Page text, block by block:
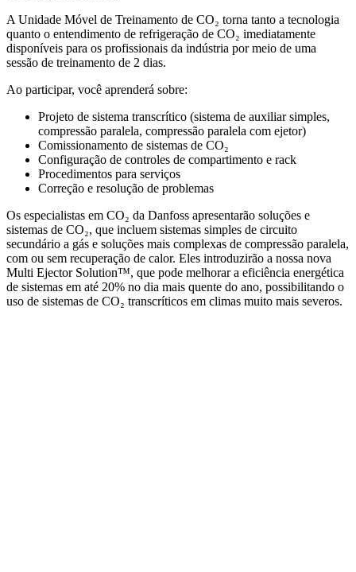
A Unidade Móvel de Treinamento de CO₂ torna tanto a tecnologia
quanto o entendimento de refrigeração de CO₂ imediatamente
disponíveis para os profissionais da indústria por meio de uma
sessão de treinamento de 2 dias.
Ao participar, você aprenderá sobre:
Projeto de sistema transcrítico (sistema de auxiliar simples,
compressão paralela, compressão paralela com ejetor)
Comissionamento de sistemas de CO₂
Configuração de controles de compartimento e rack
Procedimentos para serviços
Correção e resolução de problemas
Os especialistas em CO₂ da Danfoss apresentarão soluções e
sistemas de CO₂, que incluem sistemas simples de circuito
secundário a gás e soluções mais complexas de compressão paralela,
com ou sem recuperação de calor. Eles introduzirão a nossa nova
Multi Ejector Solution™, que pode melhorar a eficiência energética
de sistemas em até 20% no dia mais quente do ano, possibilitando o
uso de sistemas de CO₂ transcríticos em climas muito mais severos.